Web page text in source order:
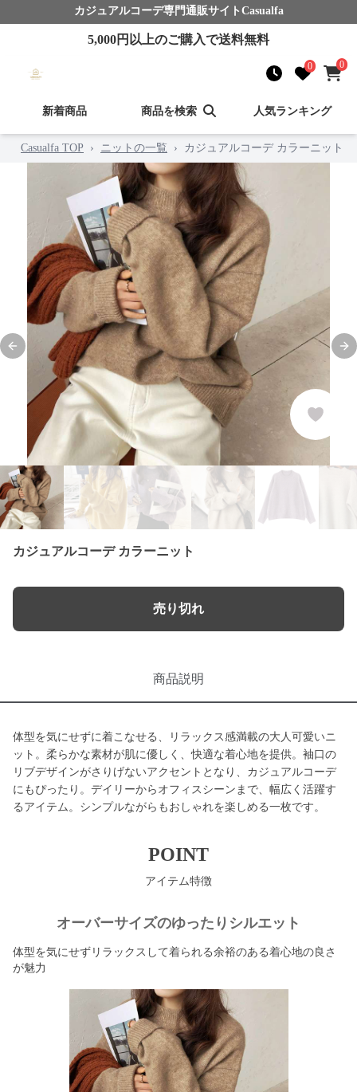
カジュアルコーデ専門通販サイト Casualfa
5,000円以上のご購入で送料無料
0 0
新着商品 商品を検索 人気ランキング
Casualfa TOP › ニットの一覧 › カジュアルコーデ カラーニット
Previous slide
カジュアルコーデ カラーニット
売り切れ
商品説明
体型を気にせずに着こなせる、リラックス感満載の大人可愛いニ
ット。柔らかな素材が肌に優しく、快適な着心地を提供。袖口の
リブデザインがさりげないアクセントとなり、カジュアルコーデ
にもぴったり。デイリーからオフィスシーンまで、幅広く活躍す
るアイテム。シンプルながらもおしゃれを楽しめる一枚です。
POINT
アイテム特徴
オーバーサイズのゆったりシルエット
体型を気にせずリラックスして着られる余裕のある着心地の良さ
が魅力